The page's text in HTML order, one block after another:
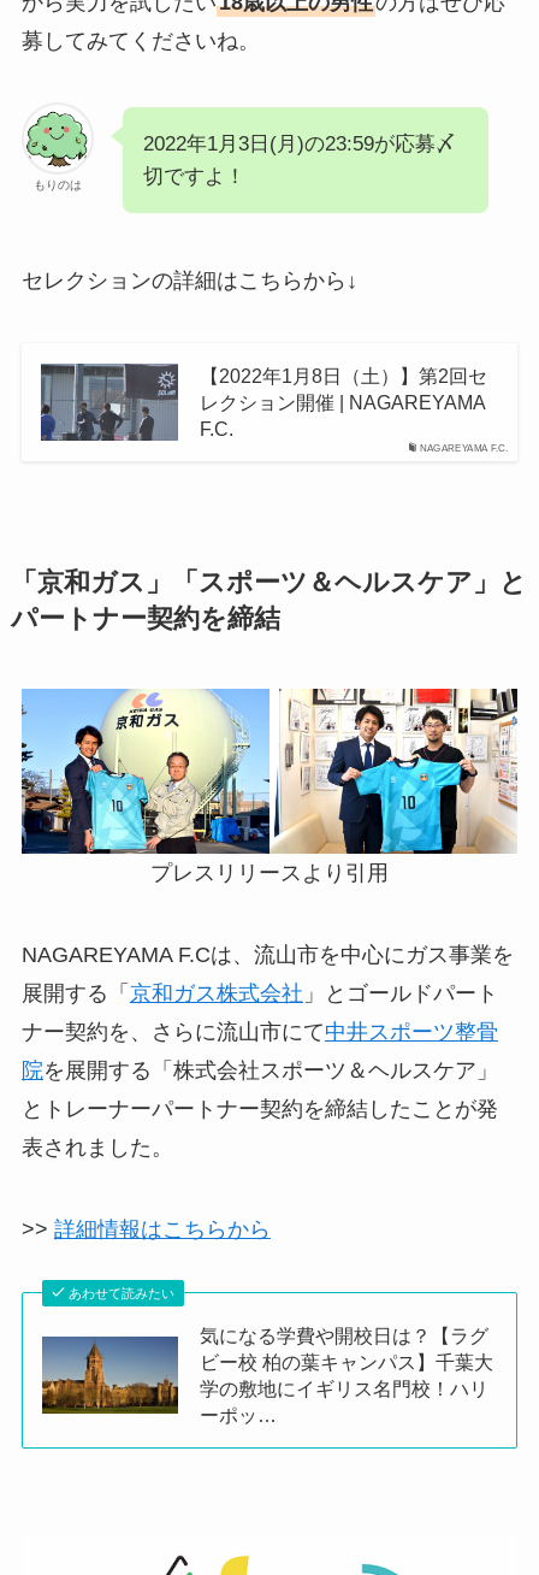
募してみてくださいね。
もりのは
2022年1月3日(月)の23:59が応募〆
切ですよ！
セレクションの詳細はこちらから↓
NAGAREYAMA F.C.
【2022年1月8日（土）】第2回セ
レクション開催 | NAGAREYAMA
F.C.
「京和ガス」「スポーツ＆ヘルスケア」と
パートナー契約を締結
プレスリリースより引用
NAGAREYAMA F.Cは、流山市を中心にガス事業を
展開する「 京和ガス株式会社 」とゴールドパート
ナー契約を、さらに流山市にて中井スポーツ整骨
院を展開する「株式会社スポーツ＆ヘルスケア」
とトレーナーパートナー契約を締結したことが発
表されました。
>> 詳細情報はこちらから
あわせて読みたい
気になる学費や開校日は？【ラグ
ビー校 柏の葉キャンパス】千葉大
学の敷地にイギリス名門校！ハリ
ーポッ…